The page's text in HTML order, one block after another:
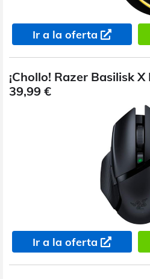
Ir a la oferta
¡Chollo! Razer Basilisk
39,99 €
Ir a la oferta